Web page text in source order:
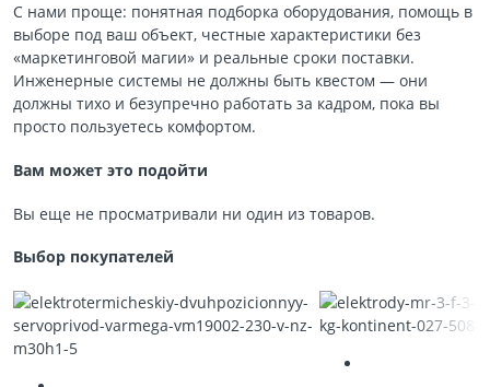
С нами проще: понятная подборка оборудования, помощь в
выборе под ваш объект, честные характеристики без
«маркетинговой магии» и реальные сроки поставки.
Инженерные системы не должны быть квестом — они
должны тихо и безупречно работать за кадром, пока вы
просто пользуетесь комфортом.
Вам может это подойти
Вы еще не просматривали ни один из товаров.
Выбор покупателей